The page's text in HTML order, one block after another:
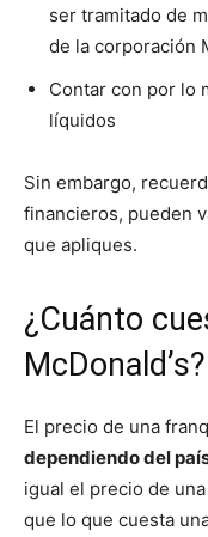
ser tramitado de
de la corporación
Contar con por lo
líquidos
Sin embargo,
financieros, pueden
que apliques.
¿Cuánto
McDonald’s?
El precio de una
dependiendo del
igual el precio de
que lo que cuesta